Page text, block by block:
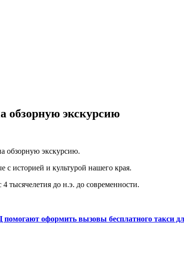
обзорную экскурсию
обзорную экскурсию.
историей и культурой нашего края.
тысячелетия до н.э. до современности.
оформить вызовы бесплатного такси